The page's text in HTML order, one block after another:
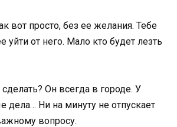
вот просто, без ее желания. Тебе
уйти от него. Мало кто будет лезть
Он всегда в городе. У
дела… Ни на минуту не отпускает
вопросу.